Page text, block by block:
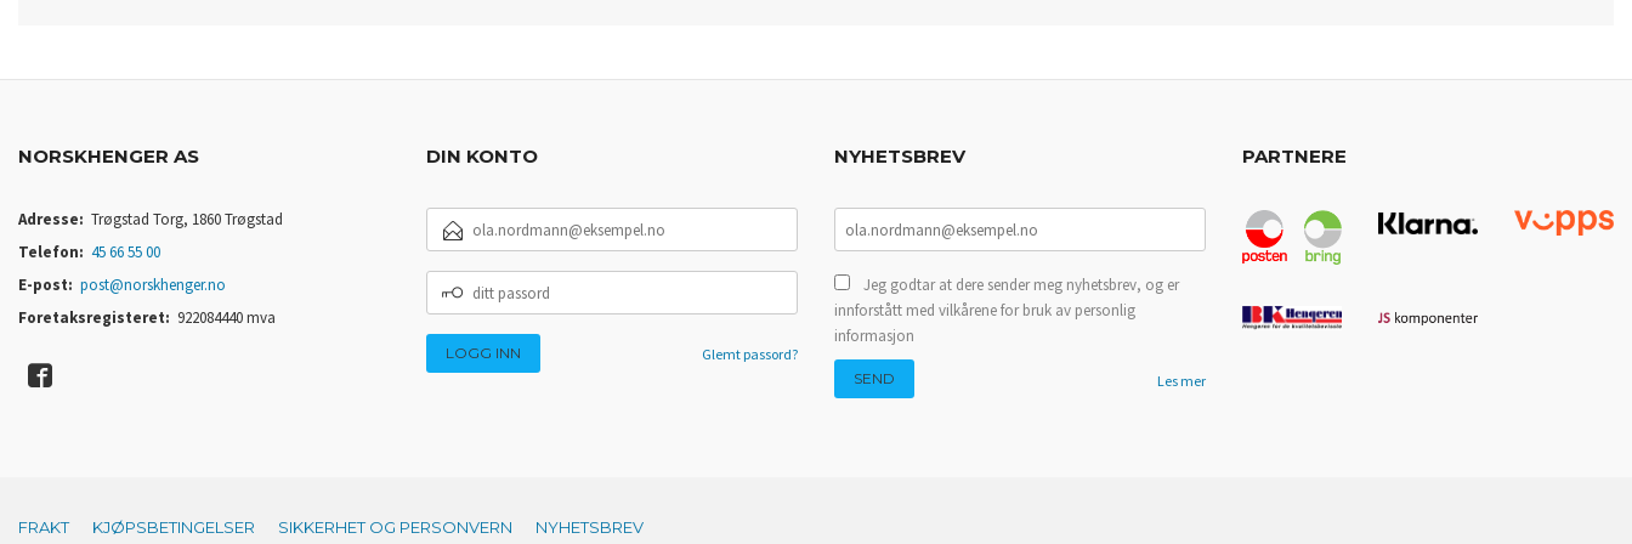
NORSKHENGER AS
Adresse: Trøgstad Torg, 1860 Trøgstad
Telefon: 45 66 55 00
E-post: post@norskhenger.no
Foretaksregisteret: 922084440 mva
DIN KONTO
POSTADRESSE
PASSORD
Glemt passord?
NYHETSBREV
Jeg godtar at dere sender meg nyhetsbrev, og er
innforstått med vilkårene for bruk av personlig
informasjon
Les mer
PARTNERE
FRAKT KJØPSBETINGELSER SIKKERHET OG PERSONVERN NYHETSBREV